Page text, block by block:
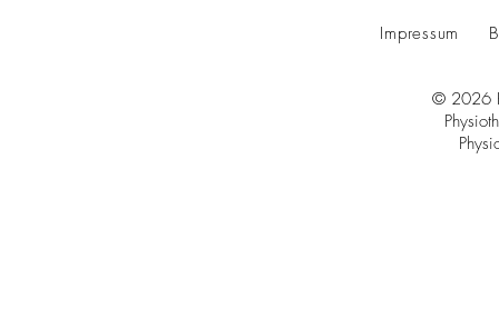
Impressum
© 2026